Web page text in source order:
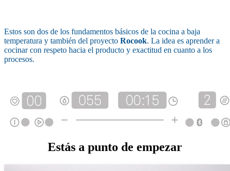
Estos son dos de los fundamentos básicos de la cocina a baja
temperatura y también del proyecto Rocook. La idea es aprender a
cocinar con respeto hacia el producto y exactitud en cuanto a los
procesos.
Estás a punto de empezar